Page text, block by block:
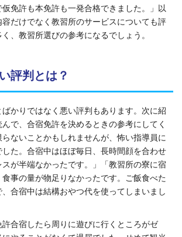
免許も本免許も一発合格できました。」以
容だけでなく教習所のサービスについても評
、教習所選びの参考になるでしょう。
評判とは？
かりではなく悪い評判もあります。次に紹
で、合宿免許を決めるときの参考にしてく
ないことかもしれませんが、怖い指導員に
た。合宿中はほぼ毎日、長時間顔を合わせ
が半端なかったです。」「教習所の寮に宿
事の量が物足りなかったです。ご飯食べた
合宿中は結構おやつ代を使ってしまいまし
許合宿したら周りに遊びに行くところがゼ